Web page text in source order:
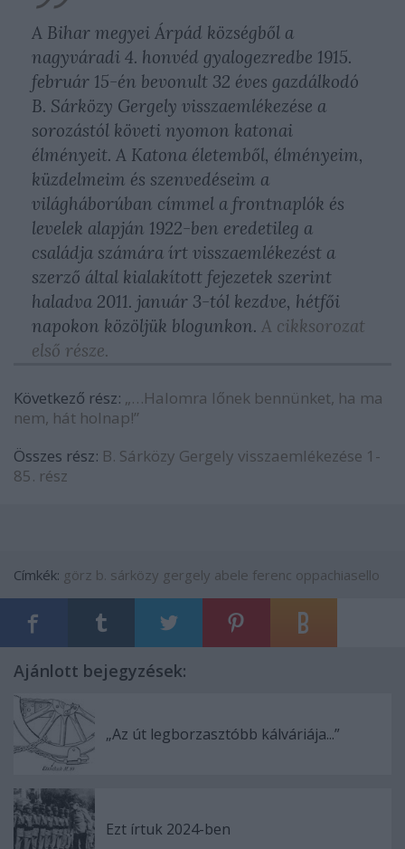
A Bihar megyei Árpád községből a
nagyváradi 4. honvéd gyalogezredbe 1915.
február 15-én bevonult 32 éves gazdálkodó
B. Sárközy Gergely visszaemlékezése a
sorozástól követi nyomon katonai
élményeit. A Katona életemből, élményeim,
küzdelmeim és szenvedéseim a
világháborúban címmel a frontnaplók és
levelek alapján 1922-ben eredetileg a
családja számára írt visszaemlékezést a
szerző által kialakított fejezetek szerint
haladva 2011. január 3-tól kezdve, hétfői
napokon közöljük blogunkon. A cikksorozat
első része.
Következő rész: „…Halomra lőnek bennünket, ha ma
nem, hát holnap!”
Összes rész: B. Sárközy Gergely visszaemlékezése 1-
85. rész
Címkék: görz b. sárközy gergely abele ferenc oppachiasello
Ajánlott bejegyzések:
„Az út legborzasztóbb kálváriája...”
Ezt írtuk 2024-ben